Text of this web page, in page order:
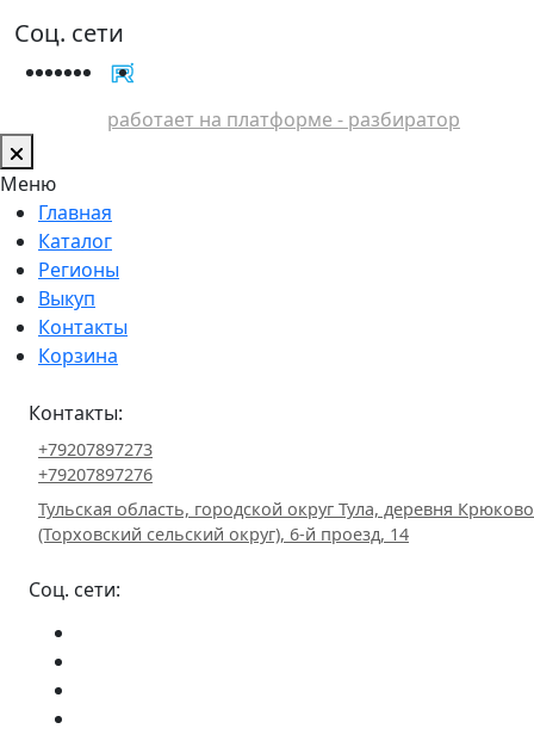
Соц. сети
работает на платформе - разбиратор
Меню
Главная
Каталог
Регионы
Выкуп
Контакты
Корзина
Контакты:
+79207897273
+79207897276
Тульская область, городской округ Тула, деревня Крюково
(Торховский сельский округ), 6-й проезд, 14
Соц. сети: